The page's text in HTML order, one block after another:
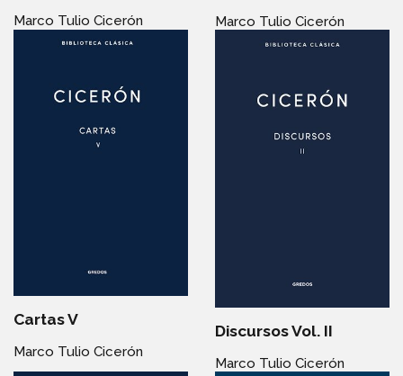
Marco Tulio Cicerón Marco Tulio Cicerón
Cartas V
Marco Tulio Cicerón
Discursos Vol. II
Marco Tulio Cicerón